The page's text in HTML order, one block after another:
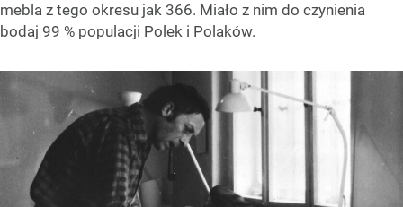
mebla z tego okresu jak 366. Miało z nim do czynienia
bodaj 99 % populacji Polek i Polaków.